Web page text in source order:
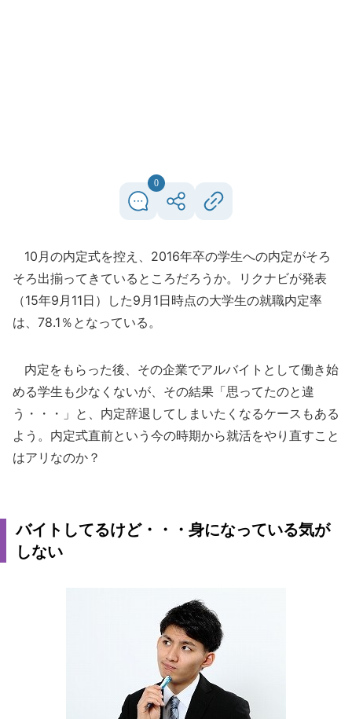
0
10月の内定式を控え、2016年卒の学生への内定がそろ
そろ出揃ってきているところだろうか。リクナビが発表
（15年9月11日）した9月1日時点の大学生の就職内定率
は、78.1％となっている。
内定をもらった後、その企業でアルバイトとして働き始
める学生も少なくないが、その結果「思ってたのと違
う・・・」と、内定辞退してしまいたくなるケースもある
よう。内定式直前という今の時期から就活をやり直すこと
はアリなのか？
バイトしてるけど・・・身になっている気が
しない